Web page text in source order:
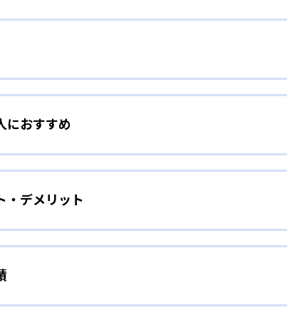
分で選んで効率的に点数アップ
や指導科目、受講時間を子どもの希望に応じて選択
×生徒3名の個別指導
妹と一緒に授業が受けられるので、一人で行くのが
ができるので、質の高い講師を選ぶことも可能。授
におすすめ
付けたい人向け
つけたいという子どもに向いている。ITTO個別指導
院で学び、自宅で勉強し、ITTO模試で確認するこ
習室を開放している。ITTO模試に向けて、自主的に
・デメリット
トに向けてのオプションの充実が最大のメリットだ
ンツーマンplus10」、テスト3週間前からある特別授